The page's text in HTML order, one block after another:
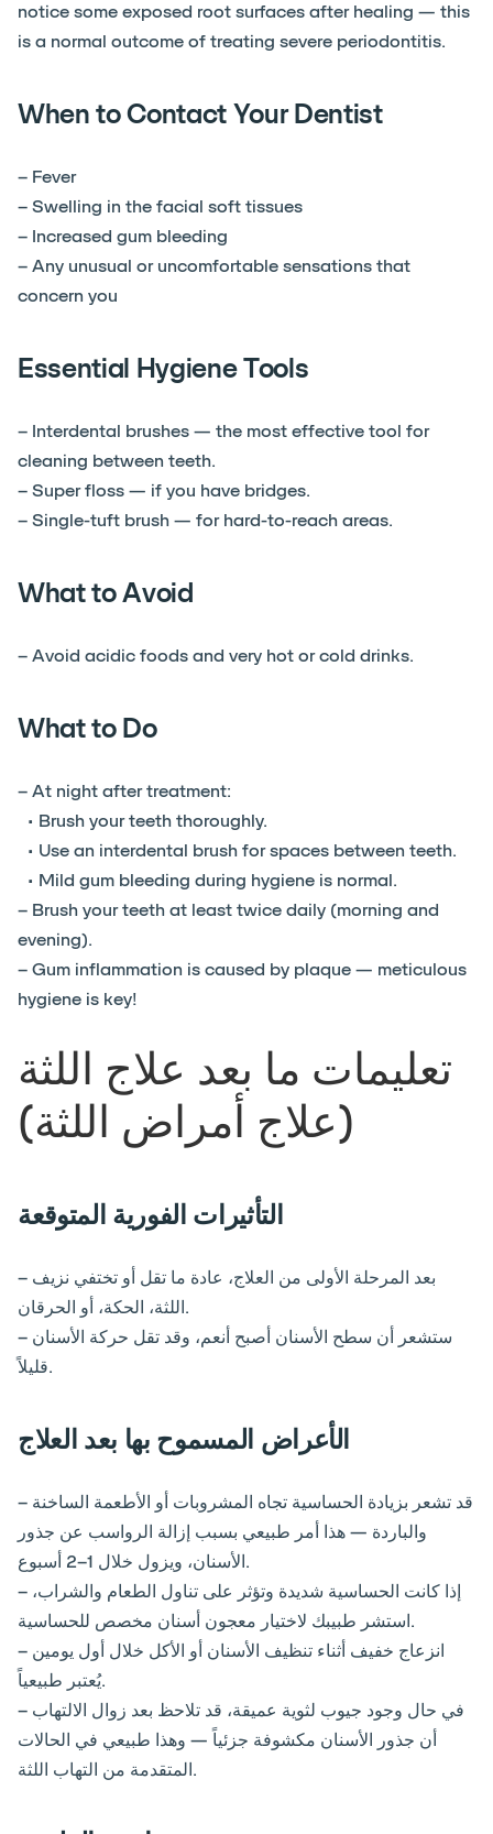
notice some exposed root surfaces after healing — this
is a normal outcome of treating severe periodontitis.
When to Contact Your Dentist
– Fever
– Swelling in the facial soft tissues
– Increased gum bleeding
– Any unusual or uncomfortable sensations that
concern you
Essential Hygiene Tools
– Interdental brushes — the most effective tool for
cleaning between teeth.
– Super floss — if you have bridges.
– Single-tuft brush — for hard-to-reach areas.
What to Avoid
– Avoid acidic foods and very hot or cold drinks.
What to Do
– At night after treatment:
• Brush your teeth thoroughly.
• Use an interdental brush for spaces between teeth.
• Mild gum bleeding during hygiene is normal.
– Brush your teeth at least twice daily (morning and
evening).
– Gum inflammation is caused by plaque — meticulous
hygiene is key!
تعليمات ما بعد علاج اللثة
(علاج أمراض اللثة)
التأثيرات الفورية المتوقعة
– بعد المرحلة الأولى من العلاج، عادة ما تقل أو تختفي نزيف
اللثة، الحكة، أو الحرقان.
– ستشعر أن سطح الأسنان أصبح أنعم، وقد تقل حركة الأسنان
قليلاً.
الأعراض المسموح بها بعد العلاج
– قد تشعر بزيادة الحساسية تجاه المشروبات أو الأطعمة الساخنة
والباردة — هذا أمر طبيعي بسبب إزالة الرواسب عن جذور
الأسنان، ويزول خلال 1–2 أسبوع.
– إذا كانت الحساسية شديدة وتؤثر على تناول الطعام والشراب،
استشر طبيبك لاختيار معجون أسنان مخصص للحساسية.
– انزعاج خفيف أثناء تنظيف الأسنان أو الأكل خلال أول يومين
يُعتبر طبيعياً.
– في حال وجود جيوب لثوية عميقة، قد تلاحظ بعد زوال الالتهاب
أن جذور الأسنان مكشوفة جزئياً — وهذا طبيعي في الحالات
المتقدمة من التهاب اللثة.